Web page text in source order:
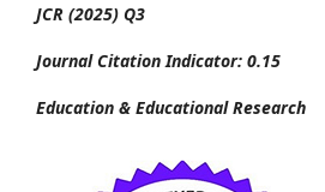
JCR (2025) Q3
Journal Citation Indicator: 0.15
Education & Educational Research